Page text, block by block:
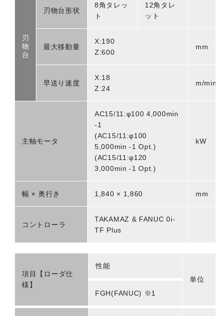
刃
物
台
刃物台形状
8角タレッ
ト
12角タレ
ット
最大移動量
X:190
Z:600
mm
早送り速度
X:18
Z:24
m/min
主軸モータ
AC15/11:φ100 4,000min
-1
(AC15/11:φ100
5,000min -1 Opt.)
(AC15/11:φ120
3,000min -1 Opt.)
kW
幅 × 奥行き 1,840 × 1,860 mm
コントローラ
TAKAMAZ & FANUC 0i-
TF Plus
項目【ローダ仕
様】
性能
単位
FGH(FANUC) ※1